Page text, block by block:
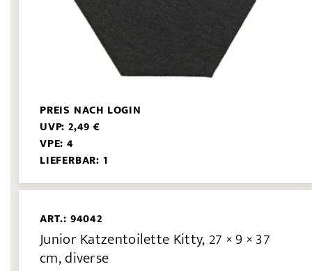
PREIS NACH LOGIN
UVP: 2,49 €
VPE: 4
LIEFERBAR: 1
ART.: 94042
Junior Katzentoilette Kitty, 27 × 9 × 37
cm, diverse